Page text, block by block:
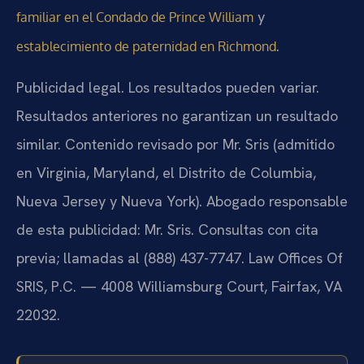
familiar en el Condado de Prince William y
establecimiento de paternidad en Richmond.
Publicidad legal. Los resultados pueden variar.
Resultados anteriores no garantizan un resultado
similar. Contenido revisado por Mr. Sris (admitido
en Virginia, Maryland, el Distrito de Columbia,
Nueva Jersey y Nueva York). Abogado responsable
de esta publicidad: Mr. Sris. Consultas con cita
previa; llamadas al (888) 437-7747. Law Offices Of
SRIS, P.C. — 4008 Williamsburg Court, Fairfax, VA
22032.